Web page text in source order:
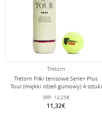
Tretorn
Tretorn Piłki tenisowe Serie+ Plus
Tour (miękki rdzeń gumowy) 4 sztuki
w puszce
SRP: 12,25€
11,32€